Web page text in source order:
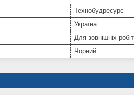
Технобудресурс
Україна
Для зовнішніх робіт
Чорний